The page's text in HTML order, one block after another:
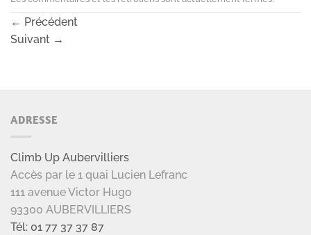
← Précédent
Suivant →
ADRESSE
Climb Up Aubervilliers
Accès par le 1 quai Lucien Lefranc
111 avenue Victor Hugo
93300 AUBERVILLIERS
Tél: 01 77 37 37 87